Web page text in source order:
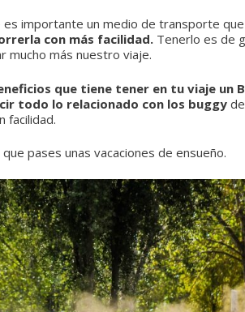
importante un medio de transporte
con más facilidad. Tenerlo es de
mucho más nuestro viaje.
que tiene tener en tu viaje un
todo lo relacionado con los buggy
facilidad.
pases unas vacaciones de ensueño.